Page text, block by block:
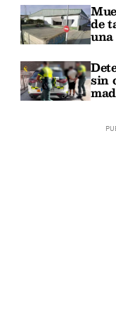
de
una
sin